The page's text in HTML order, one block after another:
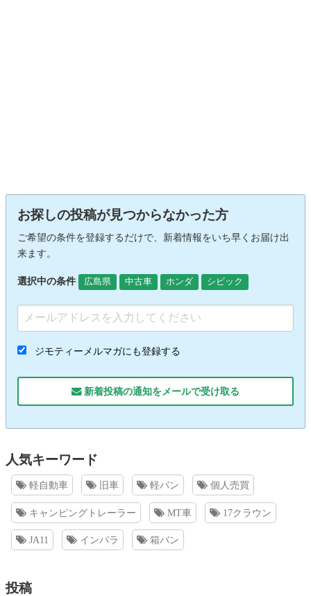
お探しの投稿が見つからなかった方
ご希望の条件を登録するだけで、新着情報をいち早くお届け出
来ます。
選択中の条件 広島県 中古車 ホンダ シビック
ジモティーメルマガにも登録する
新着投稿の通知をメールで受け取る
人気キーワード
軽自動車 旧車 軽バン 個人売買
キャンピングトレーラー MT車 17クラウン
JA11 インパラ 箱バン
投稿